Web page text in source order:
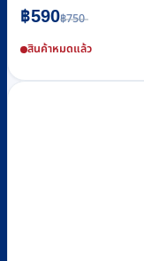
฿750
Original
price
was:
฿750.
฿590
Current
price
is:
฿590.
สินค้าหมดแล้ว